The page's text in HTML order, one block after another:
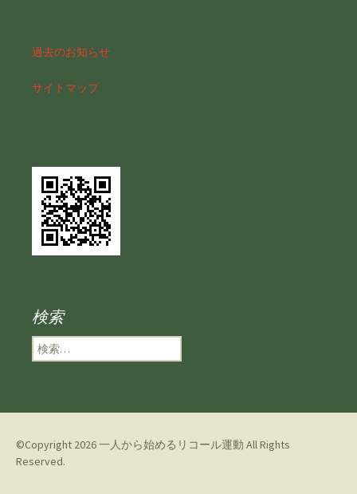
過去のお知らせ
サイトマップ
検索
検
索
©Copyright 2026一人から始めるリコール運動 All Rights
Reserved.